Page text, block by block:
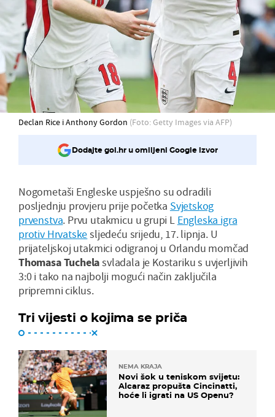
Declan Rice i Anthony Gordon (Foto: Getty Images via AFP)
Dodajte gol.hr u omiljeni Google izvor
Nogometaši Engleske uspješno su odradili
posljednju provjeru prije početka Svjetskog
prvenstva. Prvu utakmicu u grupi L Engleska igra
protiv Hrvatskesljedeću srijedu, 17. lipnja. U
prijateljskoj utakmici odigranoj u Orlandu momčad
Thomasa Tuchelasvladala je Kostariku s uvjerljivih
3:0 i tako na najbolji mogući način zaključila
pripremni ciklus.
Tri vijesti o kojima se priča
NEMA KRAJA
Novi šok u teniskom svijetu:
Alcaraz propušta Cincinatti,
hoće li igrati na US Openu?